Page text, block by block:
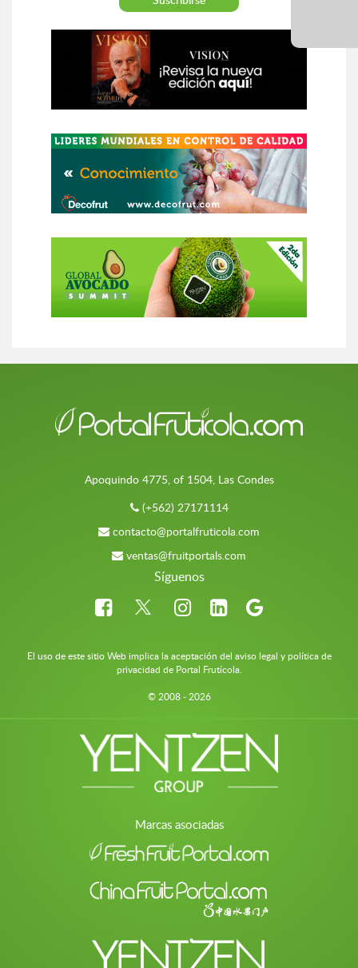
Apoquindo 4775, of 1504, Las Condes
(+562) 27171114
contacto@portalfruticola.com
ventas@fruitportals.com
Síguenos
El uso de este sitio Web implica la aceptación del aviso legal y política de
privacidad de Portal Frutícola.
© 2008 - 2026
Marcas asociadas